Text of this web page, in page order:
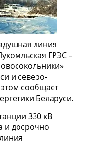
линия
ГРЭС –
и северо-
сообщает
Беларуси.
330 кВ
и досрочно